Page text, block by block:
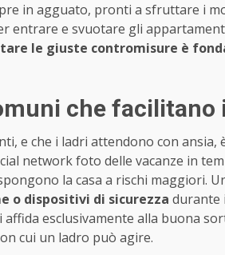
in agguato, pronti a sfruttare i
entrare e svuotare gli
le giuste contromisure è
che facilitano
e che i ladri attendono con ansia,
network foto delle vacanze in
la casa a rischi maggiori.
o dispositivi di sicurezza durante
affida esclusivamente alla buona
cui un ladro può agire.